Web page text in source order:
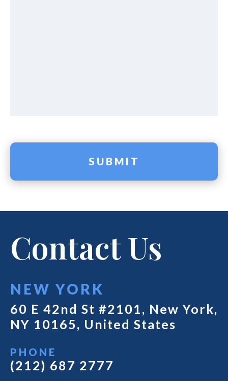
SUBMIT
Contact Us
NEW YORK
60 E 42nd St #2101, New York,
NY 10165, United States
PHONE
(212) 687 2777